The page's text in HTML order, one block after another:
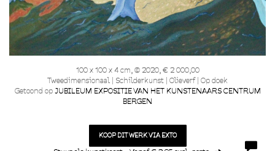
100 x 100 x 4 cm, © 2020, € 2 000,00
Tweedimensionaal | Schilderkunst | Olieverf | Op doek
Getoond op JUBILEUM EXPOSITIE VAN HET KUNSTENAARS CENTRUM
BERGEN
KOOP DIT WERK VIA EXTO